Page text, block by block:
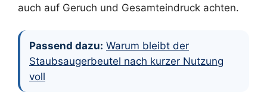
auch auf Geruch und Gesamteindruck achten.
Passend dazu: Warum bleibt der
Staubsaugerbeutel nach kurzer Nutzung
voll